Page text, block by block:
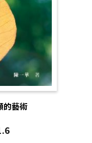
的藝術